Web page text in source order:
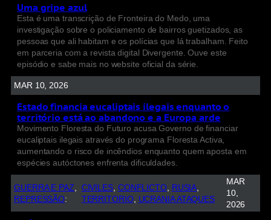
Uma gripe azul
Esta é uma transcrição de Fronteira do Medo, uma
investigação sobre o policiamento de bairros guetizados, as
pessoas que ali habitam e os polícias que lá trabalham. Feito
em parceria com a revista digital Divergente. Ouve este
episódio e sabe mais no website oficial da série.
MAR 10, 2026
Estado financia eucaliptais ilegais enquanto o
território está ao abandono e a Europa arde
Movimento Floresta do Futuro acusa Governo de financiar
eucaliptais ilegais através do programa Floresta Activa,
aumentando o risco de incêndios enquanto quem aposta em
espécies autóctones enfrenta dificuldades.
GUERRA E PAZ
REPRESSÃO:
CIVILES CONFLICTO, RUSIA
TERRITORIO, UCRANIA ATAQUES
MAR
10,
2026